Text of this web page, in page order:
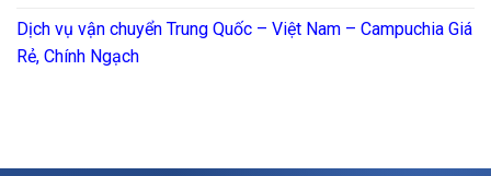
Dịch vụ vận chuyển Trung Quốc – Việt Nam – Campuchia Giá
Rẻ, Chính Ngạch